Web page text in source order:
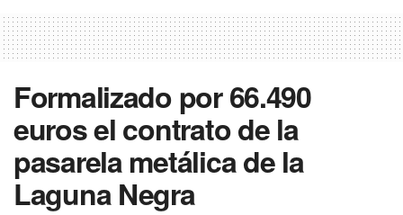
Formalizado por 66.490
euros el contrato de la
pasarela metálica de la
Laguna Negra